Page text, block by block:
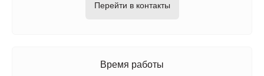
Перейти в контакты
Время работы